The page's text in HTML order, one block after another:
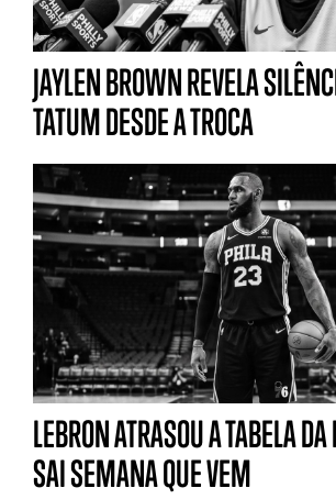
JAYLEN BROWN REVELA
TATUM DESDE A TROCA
LEBRON ATRASOU A TABELA
SAI SEMANA QUE VEM